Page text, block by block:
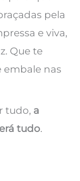
pela
e viva,
Que te
embale nas
tudo, a
tudo.